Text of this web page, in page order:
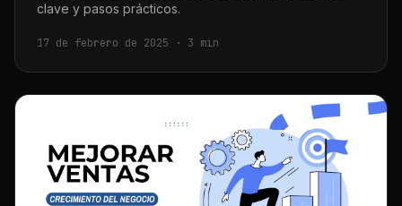
clave y pasos prácticos.
17 de febrero de 2025 · 3 min